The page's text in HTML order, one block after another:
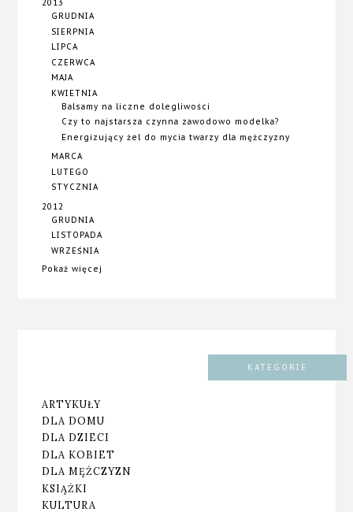
2013
GRUDNIA
SIERPNIA
LIPCA
CZERWCA
MAJA
KWIETNIA
Balsamy na liczne dolegliwości
Czy to najstarsza czynna zawodowo modelka?
Energizujący żel do mycia twarzy dla mężczyzny
MARCA
LUTEGO
STYCZNIA
2012
GRUDNIA
LISTOPADA
WRZEŚNIA
Pokaż więcej
KATEGORIE
ARTYKUŁY
DLA DOMU
DLA DZIECI
DLA KOBIET
DLA MĘŻCZYZN
KSIĄŻKI
KULTURA